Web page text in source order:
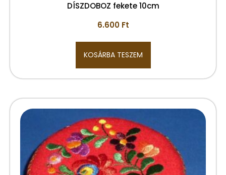
DÍSZDOBOZ fekete 10cm
6.600 Ft
KOSÁRBA TESZEM